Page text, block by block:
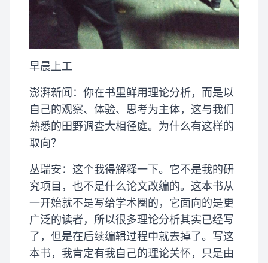
早晨上工
澎湃新闻：你在书里鲜用理论分析，而是以
自己的观察、体验、思考为主体，这与我们
熟悉的田野调查大相径庭。为什么有这样的
取向？
丛瑞安：这个我得解释一下。它不是我的研
究项目，也不是什么论文改编的。这本书从
一开始就不是写给学术圈的，它面向的是更
广泛的读者，所以很多理论分析其实已经写
了，但是在后续编辑过程中就去掉了。写这
本书，我肯定有我自己的理论关怀，只是由